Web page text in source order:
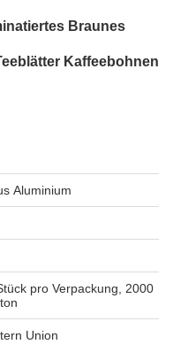
Braunes
Kaffeebohnen
Aluminium
pro Verpackung, 2000
Union